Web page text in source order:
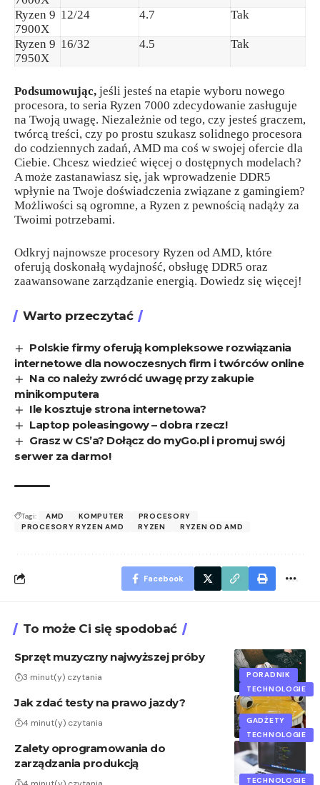
Ryzen 9
7900X
12/24 4.7 Tak
Ryzen 9
7950X
16/32 4.5 Tak
Podsumowując, jeśli jesteś na etapie wyboru nowego
procesora, to seria Ryzen 7000 zdecydowanie zasługuje
na Twoją uwagę. Niezależnie od tego, czy jesteś graczem,
twórcą treści, czy po prostu szukasz solidnego procesora
do codziennych zadań, AMD ma coś w swojej ofercie dla
Ciebie. Chcesz wiedzieć więcej o dostępnych modelach?
A może zastanawiasz się, jak wprowadzenie DDR5
wpłynie na Twoje doświadczenia związane z gamingiem?
Możliwości są ogromne, a Ryzen z pewnością nadąży za
Twoimi potrzebami.
Odkryj najnowsze procesory Ryzen od AMD, które
oferują doskonałą wydajność, obsługę DDR5 oraz
zaawansowane zarządzanie energią. Dowiedz się więcej!
Warto przeczytać
Polskie firmy oferują kompleksowe rozwiązania
internetowe dla nowoczesnych firm i twórców online
Na co należy zwrócić uwagę przy zakupie
minikomputera
Ile kosztuje strona internetowa?
Laptop poleasingowy – dobra rzecz!
Grasz w CS’a? Dołącz do myGo.pl i promuj swój
serwer za darmo!
Tagi: AMD KOMPUTER
PROCESORY
PROCESORY RYZEN AMD
RYZEN RYZEN OD AMD
Facebook
To może Ci się spodobać
PORADNIK
TECHNOLOGIE
Sprzęt muzyczny najwyższej próby
3 minut(y) czytania
GADŻETY
TECHNOLOGIE
Jak zdać testy na prawo jazdy?
4 minut(y) czytania
TECHNOLOGIE
Zalety oprogramowania do
zarządzania produkcją